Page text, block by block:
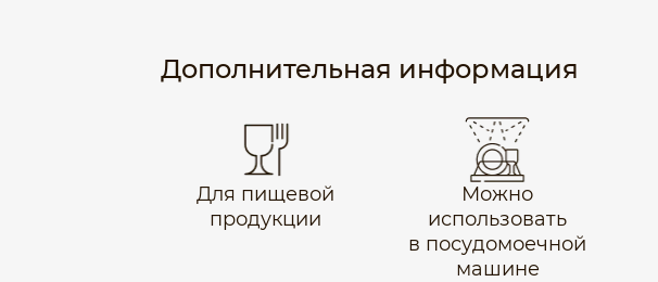
Дополнительная информация
Для пищевой
продукции
Можно
использовать
в посудомоечной
машине